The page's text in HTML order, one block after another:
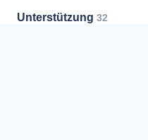
Unterstützung 32